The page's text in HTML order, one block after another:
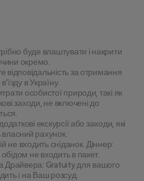
буде влаштувати і накрити
окремо.
відповідальність за отримання
в Україну.
особистої природи, такі як
заходи, не включені до
екскурсії або заходи, які
власний рахунок.
не входить сніданок. Діннер:
не входить в пакет.
Драйвера: Gratuity для вашого
і на Ваш розсуд.